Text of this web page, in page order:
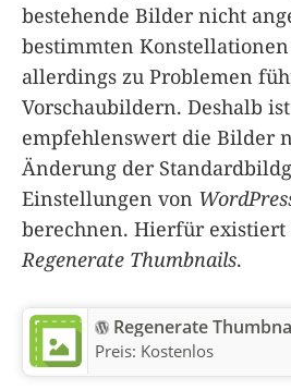
bestehende Bilder nicht
bestimmten
allerdings zu Problemen
Vorschaubildern. Deshalb
empfehlenswert die Bilder
Änderung der
Einstellungen von
berechnen. Hierfür existiert
Regenerate Thumbnails.
Regenerate
Preis: Kostenlos